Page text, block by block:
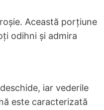
Această porțiune
odihni și admira
iar vederile
este caracterizată